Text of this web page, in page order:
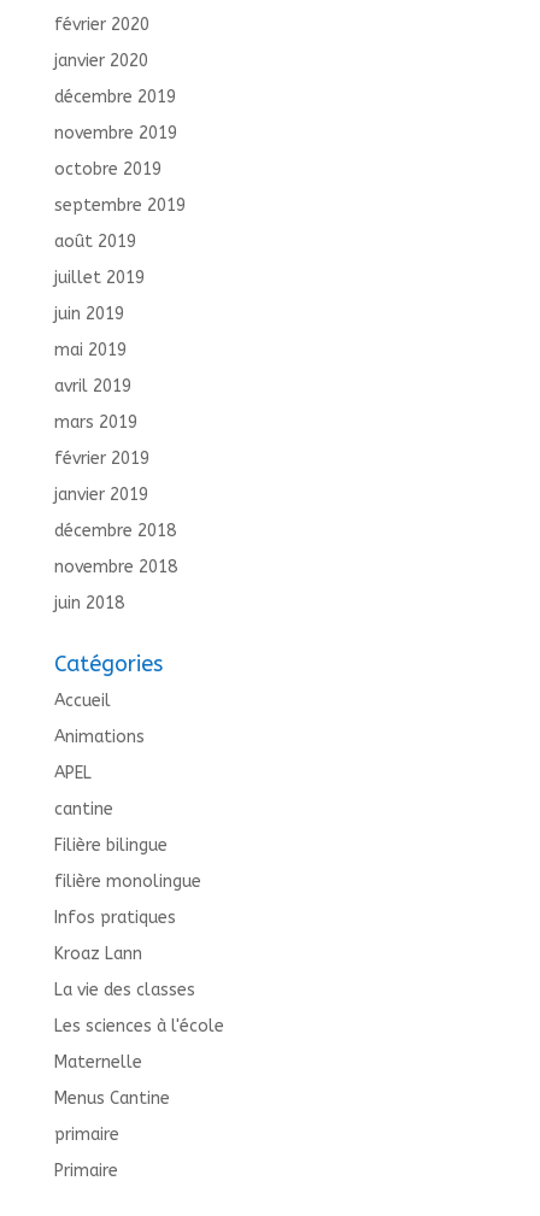
février 2020
janvier 2020
décembre 2019
novembre 2019
octobre 2019
septembre 2019
août 2019
juillet 2019
juin 2019
mai 2019
avril 2019
mars 2019
février 2019
janvier 2019
décembre 2018
novembre 2018
juin 2018
Catégories
Accueil
Animations
APEL
cantine
Filière bilingue
filière monolingue
Infos pratiques
Kroaz Lann
La vie des classes
Les sciences à l'école
Maternelle
Menus Cantine
primaire
Primaire